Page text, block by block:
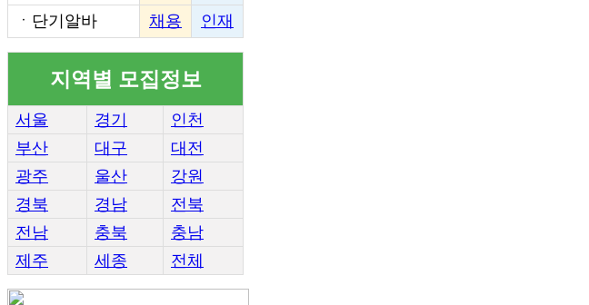
ㆍ 단기알바 채용 인재
지역별 모집정보
서울 경기
인천
부산
대구
대전
광주
울산
강원
경북
경남
전북
전남
충북
충남
제주
세종 전체